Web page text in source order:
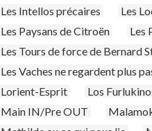
Les Intellos précaires
Les
Les Paysans de Citroën
Les
Les Tours de force de Bernard
Les Vaches ne regardent plus
Lorient-Esprit
Los
Main IN/Pre OUT